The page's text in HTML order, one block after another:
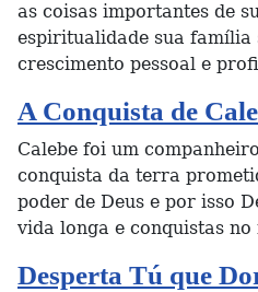
as coisas importantes de
espiritualidade sua família
crescimento pessoal e
A Conquista de
Calebe foi um
conquista da terra
poder de Deus e por isso
vida longa e conquistas no
Desperta Tú que